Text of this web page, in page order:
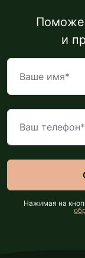
и
Нажимая на